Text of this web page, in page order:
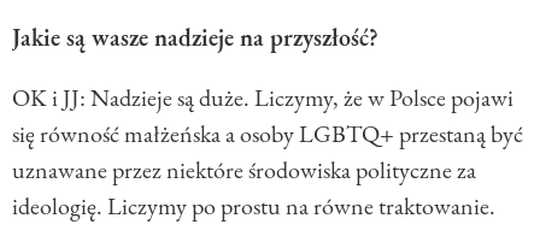
Jakie są wasze nadzieje na przyszłość?
OK i JJ: Nadzieje są duże. Liczymy, że w Polsce pojawi
się równość małżeńska a osoby LGBTQ+ przestaną być
uznawane przez niektóre środowiska polityczne za
ideologię. Liczymy po prostu na równe traktowanie.